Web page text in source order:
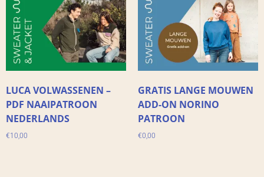
LUCA VOLWASSENEN –
PDF NAAIPATROON
NEDERLANDS
€10,00
GRATIS LANGE MOUWEN
ADD-ON NORINO
PATROON
€0,00